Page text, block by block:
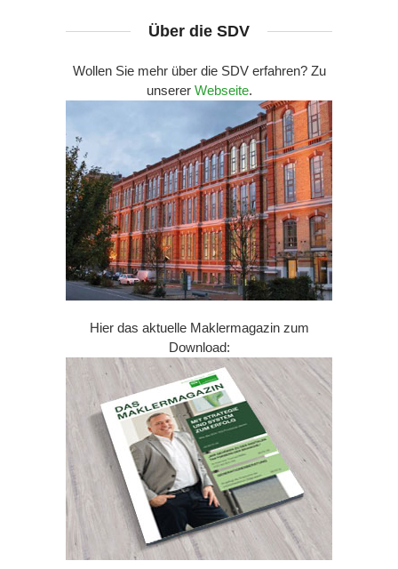
Über die SDV
Wollen Sie mehr über die SDV erfahren? Zu
unserer Webseite.
Hier das aktuelle Maklermagazin zum
Download: